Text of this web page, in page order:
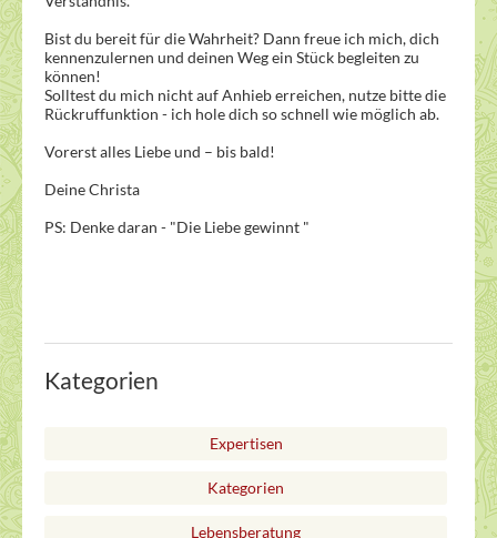
Bist du bereit für die Wahrheit? Dann freue ich mich, dich
kennenzulernen und deinen Weg ein Stück begleiten zu
können!
Solltest du mich nicht auf Anhieb erreichen, nutze bitte die
Rückruffunktion - ich hole dich so schnell wie möglich ab.
Vorerst alles Liebe und – bis bald!
Deine Christa
PS: Denke daran - "Die Liebe gewinnt "
Kategorien
Expertisen
Kategorien
Lebensberatung